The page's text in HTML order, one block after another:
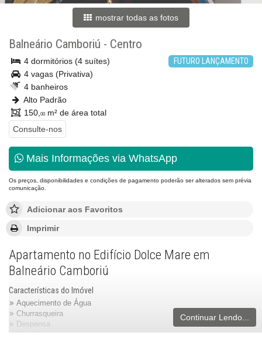
mostrar todas as fotos
Balneário Camboriú - Centro
FUTURO LANÇAMENTO
4 dormitórios (4 suítes)
4 vagas (Privativa)
4 banheiros
Alto Padrão
150, 00m² de área total
Consulte-nos
Mais Informações via WhatsApp
Os preços, disponibilidades e condições de pagamento poderão ser alterados sem prévia
comunicação.
Adicionar aos Favoritos
Imprimir
Apartamento no Edifício Dolce Mare em
Balneário Camboriú
Características do Imóvel
Aquecimento de Água
Churrasqueira
Despensa
Piso Porcelanato
Continuar Lendo...